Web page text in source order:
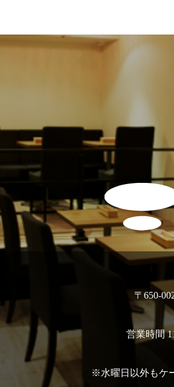
〒650-
営業時間
※水曜日以外もケ